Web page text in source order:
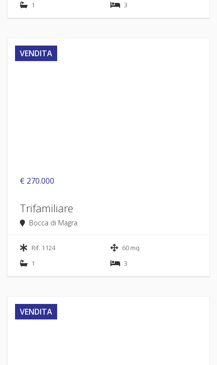
1
3
VENDITA
€ 270.000
Trifamiliare
Bocca di Magra
Rif. 1124
60 mq
1
3
VENDITA